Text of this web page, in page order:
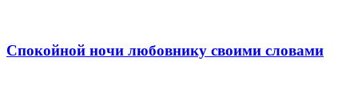
Спокойной ночи любовнику своими словами